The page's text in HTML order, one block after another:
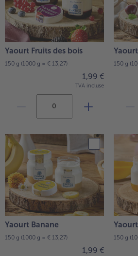
Yaourt Fruits des bois
150 g (1000 g = € 13,27)
1,99 €
TVA incluse
150 g
Yaourt Banane
150 g (1000 g = € 13,27)
1,99 €
150 g